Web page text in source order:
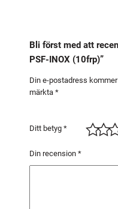
Bli först med att
PSF-INOX (10frp)”
Din e-postadress
märkta *
Ditt betyg *
Din recension *